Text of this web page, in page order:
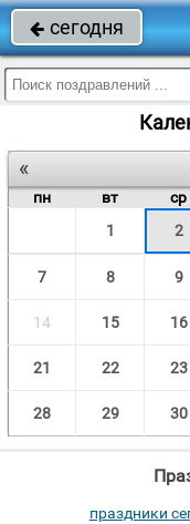
 сегодня
«
пн
вт ср
1
2
7 8 9
14 15 16
21 22 23
28 29 30
праздники